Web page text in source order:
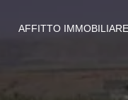
AFFITTO IMMOBILIARE